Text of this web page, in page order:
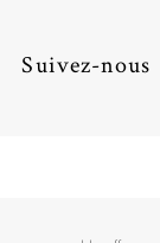
Suivez-nous